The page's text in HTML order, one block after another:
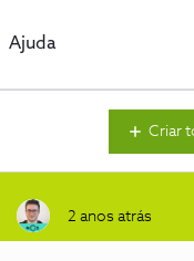
Ajuda
Criar
2 anos atrás